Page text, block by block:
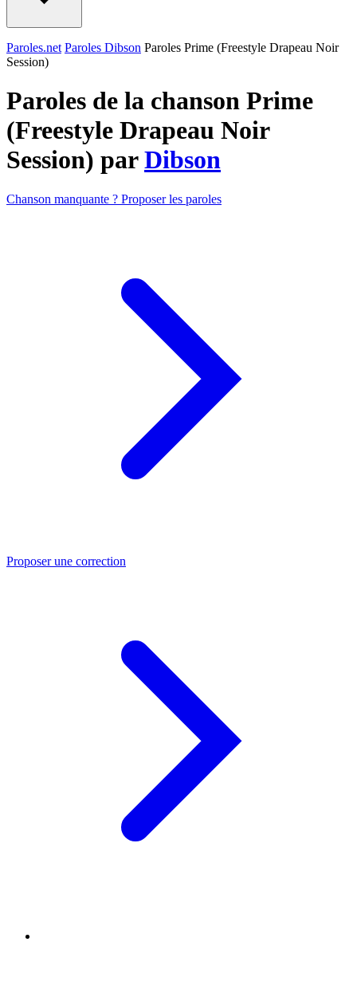
Paroles.net Paroles Dibson Paroles Prime (Freestyle Drapeau Noir
Session)
Paroles de la chanson Prime
(Freestyle Drapeau Noir
Session) parDibson
Chanson manquante ? Proposer les paroles
Proposer une correction